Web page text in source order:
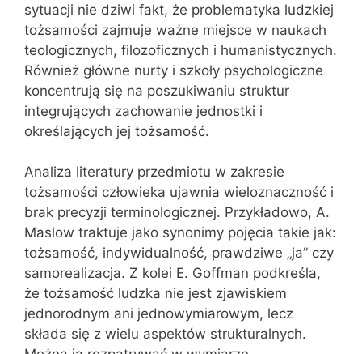
sytuacji nie dziwi fakt, że problematyka ludzkiej
tożsamości zajmuje ważne miejsce w naukach
teologicznych, filozoficznych i humanistycznych.
Również główne nurty i szkoły psychologiczne
koncentrują się na poszukiwaniu struktur
integrujących zachowanie jednostki i
określających jej tożsamość.
Analiza literatury przedmiotu w zakresie
tożsamości człowieka ujawnia wieloznaczność i
brak precyzji terminologicznej. Przykładowo, A.
Maslow traktuje jako synonimy pojęcia takie jak:
tożsamość, indywidualność, prawdziwe „ja” czy
samorealizacja. Z kolei E. Goffman podkreśla,
że tożsamość ludzka nie jest zjawiskiem
jednorodnym ani jednowymiarowym, lecz
składa się z wielu aspektów strukturalnych.